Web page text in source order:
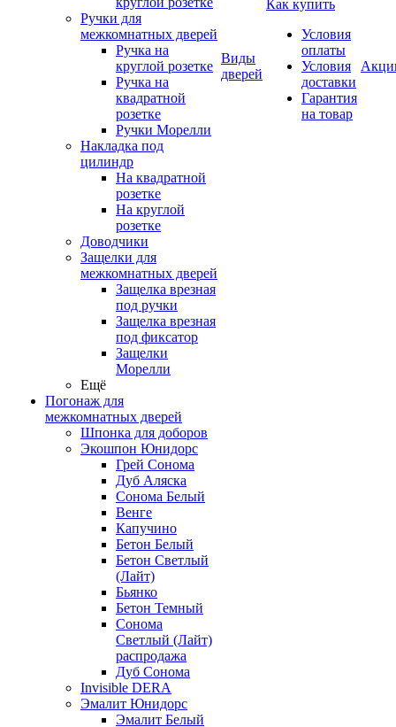
Ручки для
межкомнатных дверей
Ручка на
круглой розетке
Ручка на
квадратной
розетке
Ручки Морелли
Накладка под
цилиндр
На квадратной
розетке
На круглой
розетке
Доводчики
Защелки для
межкомнатных дверей
Защелка врезная
под ручки
Защелка врезная
под фиксатор
Защелки
Морелли
Ещё
Погонаж для
межкомнатных дверей
Шпонка для доборов
Экошпон Юнидорс
Грей Сонома
Дуб Аляска
Сонома Белый
Венге
Капучино
Бетон Белый
Бетон Светлый
(Лайт)
Бьянко
Бетон Темный
Сонома
Светлый (Лайт)
распродажа
Дуб Сонома
Invisible DERA
Эмалит Юнидорс
Эмалит Белый
Виды
дверей
Как купить
Условия
оплаты
Условия
доставки
Гарантия
на товар